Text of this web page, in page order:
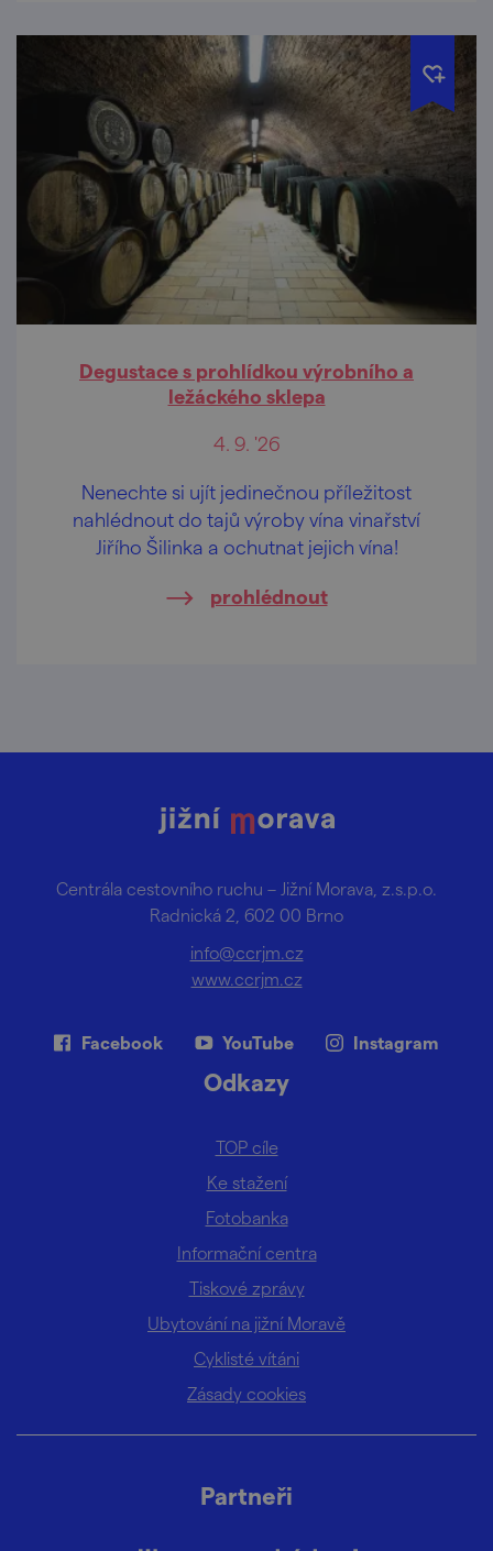
Degustace s prohlídkou výrobního a
ležáckého sklepa
4. 9. '26
Nenechte si ujít jedinečnou příležitost
nahlédnout do tajů výroby vína vinařství
Jiřího Šilinka a ochutnat jejich vína!
prohlédnout
Centrála cestovního ruchu – Jižní Morava, z.s.p.o.
Radnická 2, 602 00 Brno
info@ccrjm.cz
www.ccrjm.cz
Facebook YouTube Instagram
Odkazy
TOP cíle
Ke stažení
Fotobanka
Informační centra
Tiskové zprávy
Ubytování na jižní Moravě
Cyklisté vítáni
Zásady cookies
Partneři